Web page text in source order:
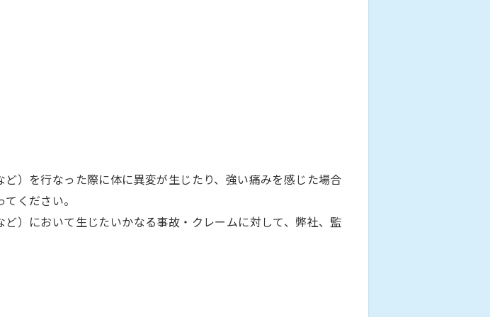
）を行なった際に体に異変が生じたり、強い痛みを感じた場合
ください。
）において生じたいかなる事故・クレームに対して、弊社、監